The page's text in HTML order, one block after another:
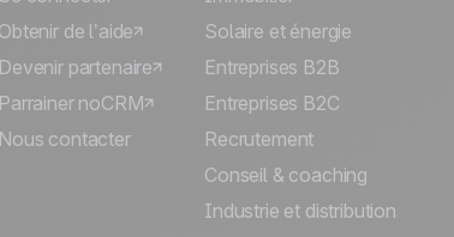
Obtenir de l’aide
Devenir partenaire
Parrainer noCRM
Nous contacter
Solaire et énergie
Entreprises B2B
Entreprises B2C
Recrutement
Conseil & coaching
Industrie et distribution